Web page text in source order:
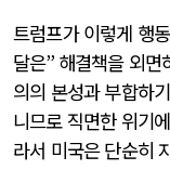
트럼프가 이렇게 행
달은” 해결책을 외면
의의 본성과 부합하
니므로 직면한 위기에
라서 미국은 단순히